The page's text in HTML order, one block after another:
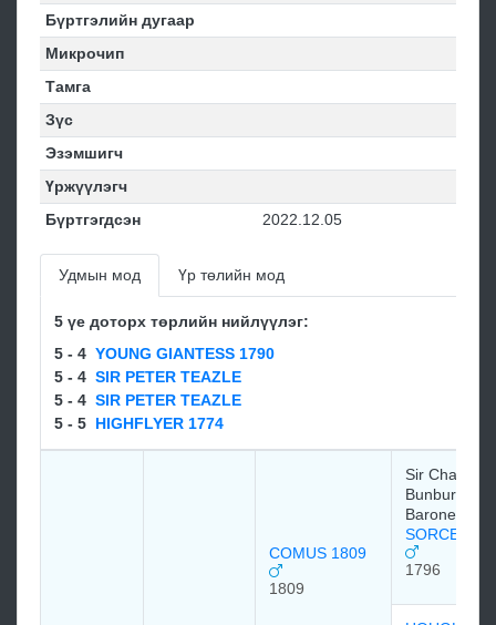
Бүртгэлийн дугаар
Микрочип
Тамга
Зүс
Эзэмшигч
Үржүүлэгч
Бүртгэгдсэн
2022.12.05
Удмын мод Үр төлийн мод
5 үе доторх төрлийн нийлүүлэг:
5 - 4 YOUNG GIANTESS 1790
5 - 4 SIR PETER TEAZLE
5 - 4 SIR PETER TEAZLE
5 - 5 HIGHFLYER 1774
COMUS 1809
1809
Sir Charles
Bunbury, 6th
Baronet
1796